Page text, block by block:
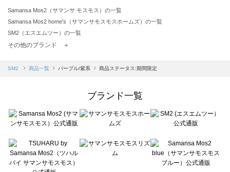
Samansa Mos2（サマンサ モスモス）の一覧
Samansa Mos2 home's（サマンサモスモスホームズ）の一覧
SM2（エスエムツー）の一覧
TSUHARU by Samansa Mos2（ツハルバイサマンサモスモス）の一覧
Samansa Mos2 blue（サマンサモスモス ブルー）の一覧
Te chichi（テチチ）の一覧
Te chichi CLASSIC（テチチ クラシック）の一覧
Lugnoncure（ルノンキュール）の一覧
BETTY'S BLUE（べティーズブルー）の一覧
Wpc.（ワールドパーティー）の一覧
その他のブランド ＋
SM2 商品一覧 パープル/紫系 商品ステータス:期間限定
ブランド一覧